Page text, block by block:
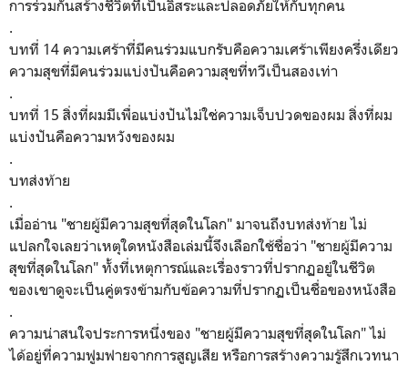
การร่วมกันสร้างชีวิตที่เป็นอิสระและปลอดภัยให้กับทุกคน
.
บทที่ 14 ความเศร้าที่มีคนร่วมแบกรับคือความเศร้าเพียงครึ่งเดียว
ความสุขที่มีคนร่วมแบ่งปันคือความสุขที่ทวีเป็นสองเท่า
.
บทที่ 15 สิ่งที่ผมมีเพื่อแบ่งปันไม่ใช่ความเจ็บปวดของผม สิ่งที่ผม
แบ่งปันคือความหวังของผม
.
บทส่งท้าย
.
เมื่ออ่าน "ชายผู้มีความสุขที่สุดในโลก" มาจนถึงบทส่งท้าย ไม่
แปลกใจเลยว่าเหตุใดหนังสือเล่มนี้จึงเลือกใช้ชื่อว่า "ชายผู้มีความ
สุขที่สุดในโลก" ทั้งที่เหตุการณ์และเรื่องราวที่ปรากฏอยู่ในชีวิต
ของเขาดูจะเป็นคู่ตรงข้ามกับข้อความที่ปรากฏเป็นชื่อของหนังสือ
.
ความน่าสนใจประการหนึ่งของ "ชายผู้มีความสุขที่สุดในโลก" ไม่
ได้อยู่ที่ความฟูมฟายจากการสูญเสีย หรือการสร้างความรู้สึกเวทนา